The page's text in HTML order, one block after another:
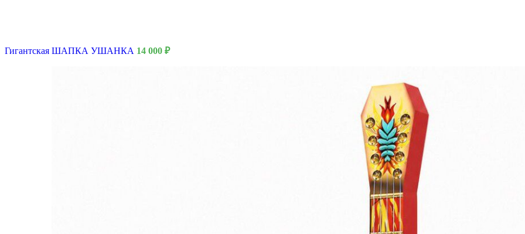
Гигантская ШАПКА УШАНКА 14 000 ₽